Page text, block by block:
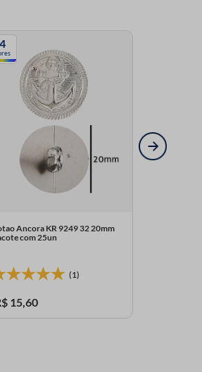
4
Ancora KR 9249 32 20mm
com 25un
(1)
15,60